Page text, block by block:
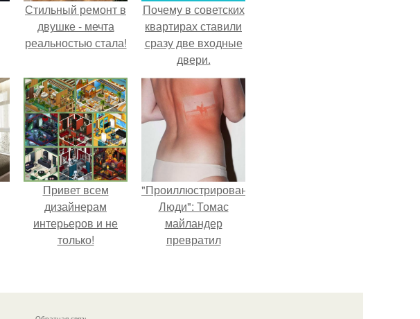
Стильный ремонт в
двушке - мечта
реальностью стала!
Почему в советских
квартирах ставили
сразу две входные
двери.
Привет всем
дизайнерам
интерьеров и не
только!
"Проиллюстрированные
Люди": Томас
майландер
превратил